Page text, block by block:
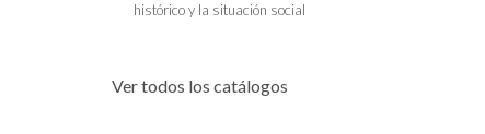
histórico y la situación social
Ver todos los catálogos